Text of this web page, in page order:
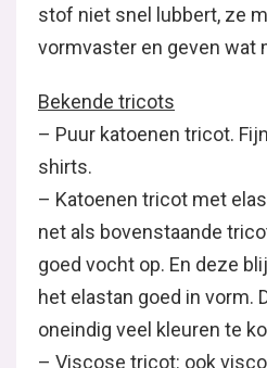
stof niet snel lubbert, ze
vormvaster en geven wat
Bekende tricots
– Puur katoenen tricot.
shirts.
– Katoenen tricot met
net als bovenstaande
goed vocht op. En deze
het elastan goed in vorm.
oneindig veel kleuren te
– Viscose tricot: ook